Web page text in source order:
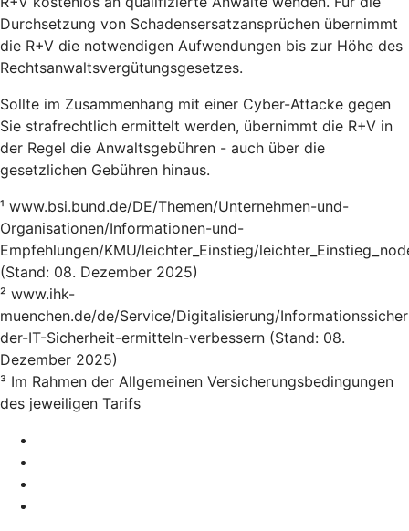
Durchsetzung von Schadensersatzansprüchen übernimmt
die R+V die notwendigen Aufwendungen bis zur Höhe des
Rechtsanwaltsvergütungsgesetzes.
Sollte im Zusammenhang mit einer Cyber-Attacke gegen
Sie strafrechtlich ermittelt werden, übernimmt die R+V in
der Regel die Anwaltsgebühren - auch über die
gesetzlichen Gebühren hinaus.
¹ www.bsi.bund.de/DE/Themen/Unternehmen-und-
Organisationen/Informationen-und-
Empfehlungen/KMU/leichter_Einstieg/
(Stand: 08. Dezember 2025)
² www.ihk-
muenchen.de/de/Service/Digitalisierung/
der-IT-Sicherheit-ermitteln-verbessern (Stand: 08.
Dezember 2025)
³ Im Rahmen der Allgemeinen Versicherungsbedingungen
des jeweiligen Tarifs